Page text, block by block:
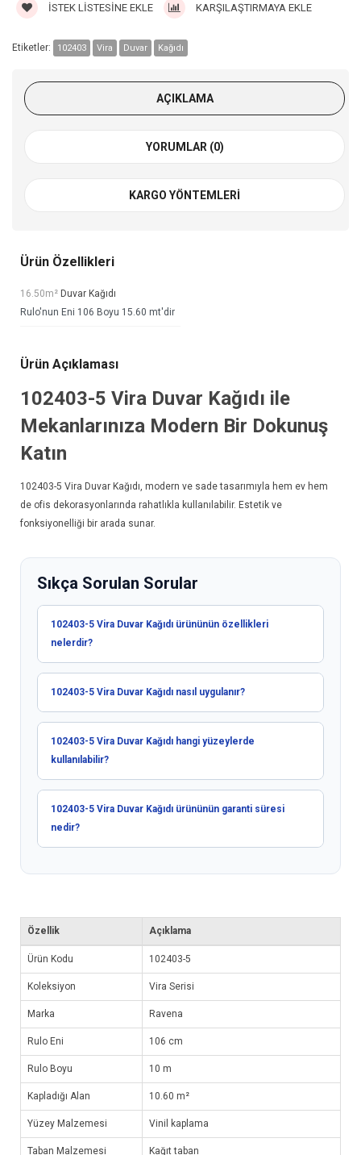
İSTEK LISTESINE EKLE KARŞILAŞTIRMAYA EKLE
Etiketler: 102403 Vira Duvar Kağıdı
AÇIKLAMA
YORUMLAR (0)
KARGO YÖNTEMLERI
Ürün Özellikleri
16.50m² Duvar Kağıdı
Rulo'nun Eni 106 Boyu 15.60 mt'dir
Ürün Açıklaması
102403-5 Vira Duvar Kağıdı ile
Mekanlarınıza Modern Bir Dokunuş
Katın
102403-5 Vira Duvar Kağıdı , modern ve sade tasarımıyla hem ev hem
de ofis dekorasyonlarında rahatlıkla kullanılabilir. Estetik ve
fonksiyonelliği bir arada sunar.
Sıkça Sorulan Sorular
102403-5 Vira Duvar Kağıdı ürününün özellikleri
nelerdir?
102403-5 Vira Duvar Kağıdı nasıl uygulanır?
102403-5 Vira Duvar Kağıdı hangi yüzeylerde
kullanılabilir?
102403-5 Vira Duvar Kağıdı ürününün garanti süresi
nedir?
Özellik Açıklama
Ürün Kodu 102403-5
Koleksiyon Vira Serisi
Marka Ravena
Rulo Eni 106 cm
Rulo Boyu 10 m
Kapladığı Alan 10.60 m²
Yüzey Malzemesi Vinil kaplama
Taban Malzemesi Kağıt taban